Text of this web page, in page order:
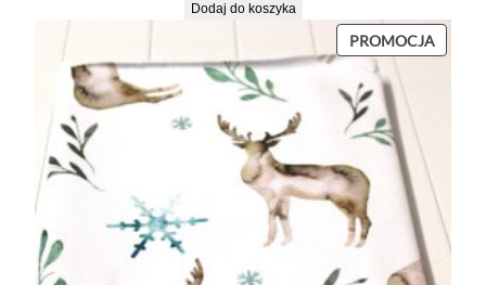
Dodaj do koszyka
PROMOCJA
W